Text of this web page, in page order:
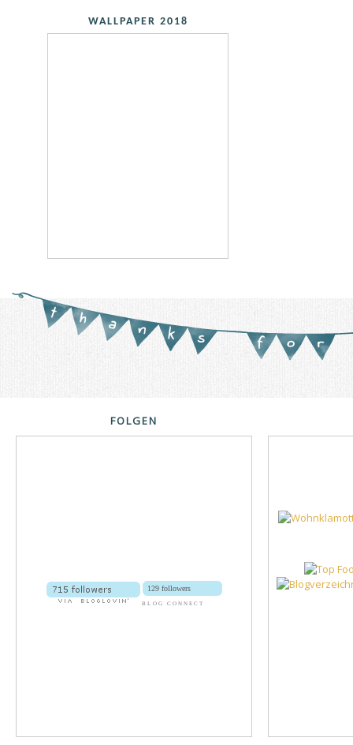
WALLPAPER 2018
FOLGEN
129 followers
BLOG CONNECT